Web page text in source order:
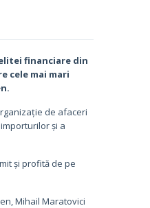
financiare din
cele mai mari
de afaceri
și a
și profită de pe
Mihail Maratovici